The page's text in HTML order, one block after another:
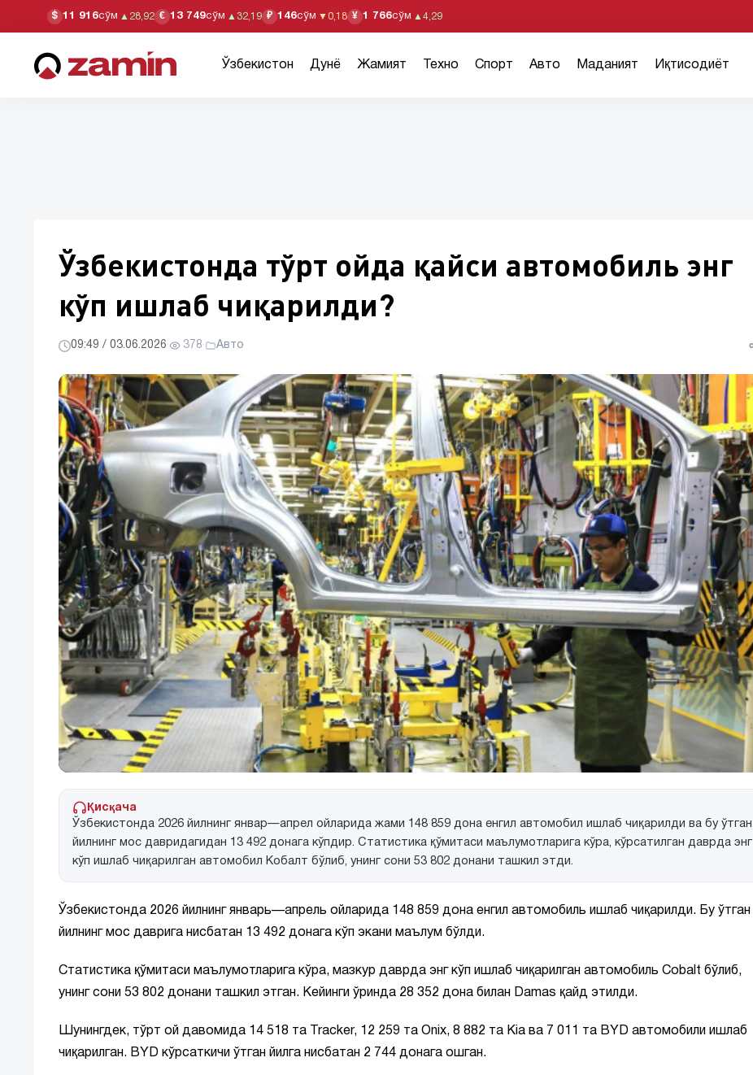
$ 11 916сўм ▲ 28,92 € 13 749сўм ▲ 32,19 ₽ 146сўм ▼ 0,18 ¥ 1 766сўм ▲ 4,29
Ўзбекистон Дунё Жамият Техно Спорт Авто Маданият Иқтисодиёт
Ўзбекистонда тўрт ойда қайси автомобиль энг
кўп ишлаб чиқарилди?
09:49 / 03.06.2026· 378· Авто
Қисқача
Ўзбекистонда 2026 йилнинг январ—апрел ойларида жами 148 859 дона енгил автомобил ишлаб чиқарилди ва бу ўтган
йилнинг мос давридагидан 13 492 донага кўпдир. Статистика қўмитаси маълумотларига кўра, кўрсатилган даврда энг
кўп ишлаб чиқарилган автомобил Кобалт бўлиб, унинг сони 53 802 донани ташкил этди.
Ўзбекистонда 2026 йилнинг январь—апрель ойларида 148 859 дона енгил автомобиль ишлаб чиқарилди. Бу ўтган
йилнинг мос даврига нисбатан 13 492 донага кўп экани маълум бўлди.
Статистика қўмитаси маълумотларига кўра, мазкур даврда энг кўп ишлаб чиқарилган автомобиль Cobalt бўлиб,
унинг сони 53 802 донани ташкил этган. Кейинги ўринда 28 352 дона билан Damas қайд этилди.
Шунингдек, тўрт ой давомида 14 518 та Tracker, 12 259 та Onix, 8 882 та Kia ва 7 011 та BYD автомобили ишлаб
чиқарилган. BYD кўрсаткичи ўтган йилга нисбатан 2 744 донага ошган.